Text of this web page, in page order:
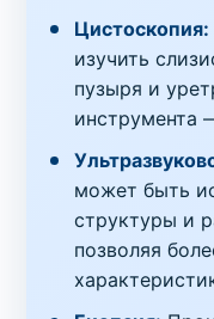
Цистоскопия:
изучить
пузыря и
инструмента
может быть
структуры и
позволяя